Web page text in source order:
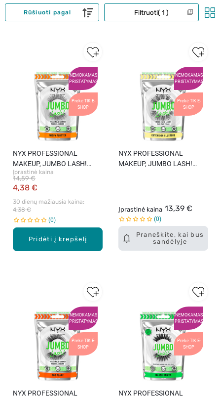
Filtruoti 1
Rūšiuoti pagal
NEMOKAMAS
PRISTATYMAS
Prekė TIK E-
SHOP
Pridėti į krepšelį
NYX PROFESSIONAL
MAKEUP, JUMBO LASH!
WHISPY FLUTTER, dirbtinės
blakstienos.
Įprastinė kaina
4,38 €
14,59 €
30 dienų mažiausia kaina:
4,38 €
0
NEMOKAMAS
PRISTATYMAS
Prekė TIK E-
SHOP
Praneškite, kai bus
sandėlyje
NYX PROFESSIONAL
MAKEUP, JUMBO LASH!
Įprastinė kaina 13,39 €
0
NEMOKAMAS
PRISTATYMAS
Prekė TIK E-
SHOP
NYX PROFESSIONAL
NEMOKAMAS
PRISTATYMAS
Prekė TIK E-
SHOP
NYX PROFESSIONAL